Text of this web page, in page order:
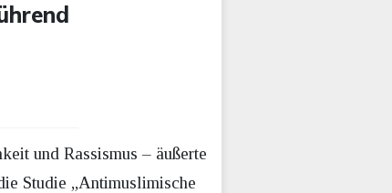
und Rassismus – äußerte
Studie „Antimuslimische